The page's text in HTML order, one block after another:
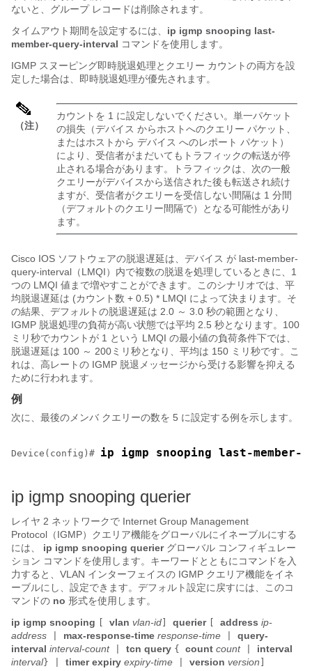
ないと、グループ レコードは削除されます。
タイムアウト期間を設定するには、 ip igmp snooping last-
member-query-interval コマンドを使用します。
IGMP スヌーピング即時脱退処理とクエリー カウントの両方を設
定した場合は、即時脱退処理が優先されます。
（注）
カウントを 1 に設定しないでください。単一パケット
の損失（デバイス からホストへのクエリー パケット、
またはホストから デバイス へのレポート パケット）
により、受信者がまだいてもトラフィックの転送が停
止される場合があります。トラフィックは、次の一般
クエリーがデバイスから送信された後も転送され続け
ますが、受信者がクエリーを受信しない間隔は 1 分間
（デフォルトのクエリー間隔で）となる可能性があり
ます。
Cisco IOS ソフトウェアの脱退遅延は、 デバイス が last-member-
query-interval（LMQI）内で複数の脱退を処理しているときに、1
つの LMQI 値まで増やすことができます。このシナリオでは、平
均脱退遅延は (カウント数 + 0.5) * LMQI によって決まります。そ
の結果、デフォルトの脱退遅延は 2.0 ～ 3.0 秒の範囲となり、
IGMP 脱退処理の負荷が高い状態では平均 2.5 秒となります。100
ミリ秒でカウントが 1 という LMQI の最小値の負荷条件下では、
脱退遅延は 100 ～ 200ミリ秒となり、平均は 150 ミリ秒です。こ
れは、高レートの IGMP 脱退メッセージから受ける影響を抑える
ために行われます。
例
次に、最後のメンバ クエリーの数を 5 に設定する例を示します。
Device (config)# ip igmp snooping last-member-
ip igmp snooping querier
レイヤ 2 ネットワークで Internet Group Management
Protocol（IGMP）クエリア機能をグローバルにイネーブルにする
には、 ip igmp snooping querier グローバル コンフィギュレー
ション コマンドを使用します。キーワードとともにコマンドを入
力すると、VLAN インターフェイスの IGMP クエリア機能をイネ
ーブルにし、設定できます。デフォルト設定に戻すには、このコ
マンドの no 形式を使用します。
ip igmp snooping
vlan vlan-id querier address ip-
address
max-response-time response-time
query-
interval interval-count| tcn query { count count| interval
interval} timerexpiry expiry-time version version